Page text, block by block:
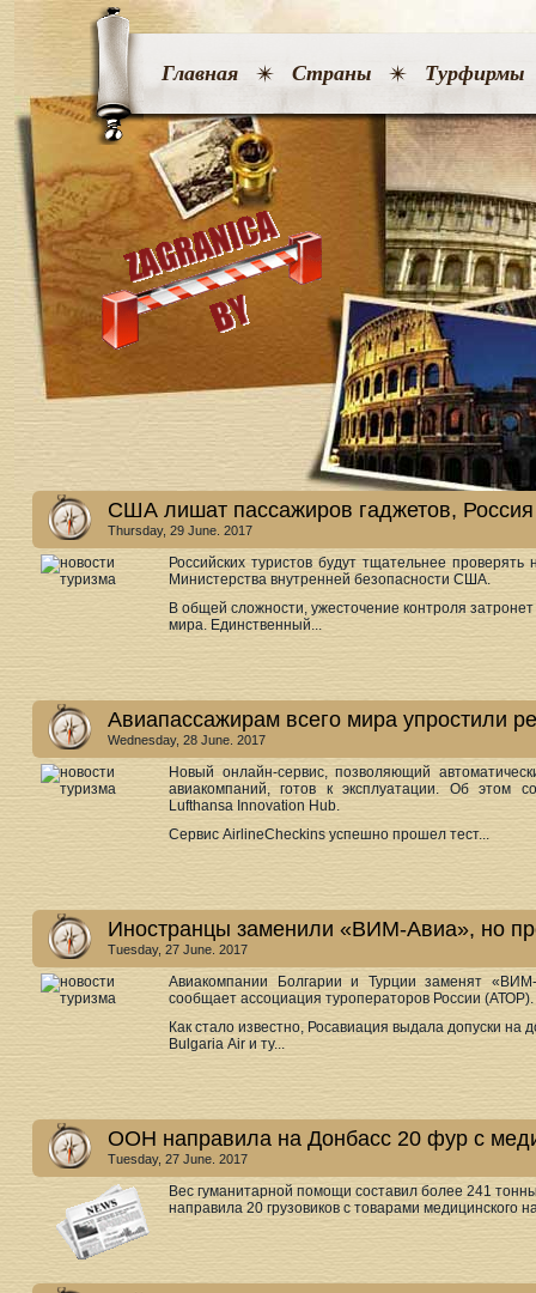
Главная Страны Турфирмы
США лишат пассажиров гаджетов, Россия
Thursday, 29 June. 2017
Российских туристов будут тщательнее
Министерства внутренней безопасности США.
В общей сложности, ужесточение контроля
мира. Единственный...
Авиапассажирам всего мира упростили
Wednesday, 28 June. 2017
Новый онлайн-сервис, позволяющий
авиакомпаний, готов к эксплуатации. Об этом
Lufthansa Innovation Hub.
Сервис AirlineCheckins успешно прошел тест...
Иностранцы заменили «ВИМ-Авиа», но
Tuesday, 27 June. 2017
Авиакомпании Болгарии и Турции заменят
сообщает ассоциация туроператоров России (АТОР).
Как стало известно, Росавиация выдала допуски
Bulgaria Аir и ту...
ООН направила на Донбасс 20 фур с
Tuesday, 27 June. 2017
Вес гуманитарной помощи составил более 241
направила 20 грузовиков с товарами медицинского